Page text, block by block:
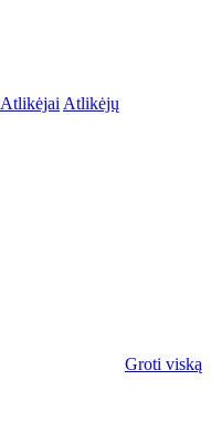
Atlikėjai Atlikėjų
Groti viską